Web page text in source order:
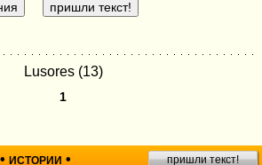
Lusores (13)
1
• ИСТОРИИ • пришли текст!